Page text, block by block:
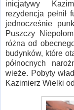
inicjatywy
rezydencja
jednocześnie
Puszczy
różna od
budynków, które
północnych
wieże. Pobyty
Kazimierz Wielki